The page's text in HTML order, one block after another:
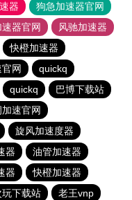
器
狗急加速器官网
器官网
风驰加速器
快橙加速器
网
quickq
quickq
巴博下载站
速官网
旋风加速度器
器
油管加速器
器
快橙加速器
玩下载站 老王vnp